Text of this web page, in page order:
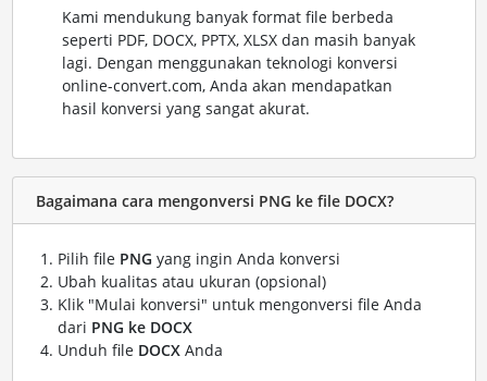
Kami mendukung banyak format file berbeda
seperti PDF, DOCX, PPTX, XLSX dan masih banyak
lagi. Dengan menggunakan teknologi konversi
online-convert.com, Anda akan mendapatkan
hasil konversi yang sangat akurat.
Bagaimana cara mengonversi PNG ke file DOCX?
Pilih file PNG yang ingin Anda konversi
Ubah kualitas atau ukuran (opsional)
Klik "Mulai konversi" untuk mengonversi file Anda
dari PNG ke DOCX
Unduh file DOCXAnda